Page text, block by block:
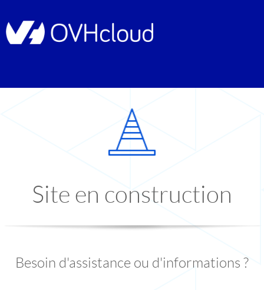
Site en construction
Besoin d'assistance ou d'informations ?